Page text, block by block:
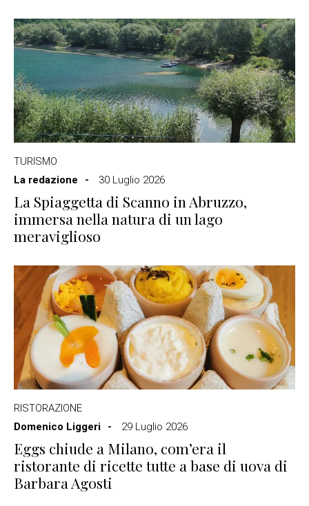
TURISMO
La redazione
30 Luglio 2026
La Spiaggetta di Scanno in Abruzzo,
immersa nella natura di un lago
meraviglioso
RISTORAZIONE
Domenico Liggeri
29 Luglio 2026
Eggs chiude a Milano, com’era il
ristorante di ricette tutte a base di uova di
Barbara Agosti